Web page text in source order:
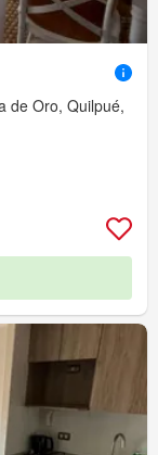
de Oro, Quilpué,